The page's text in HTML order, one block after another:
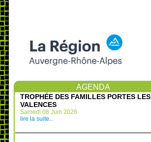
AGENDA
TROPHÉE DES FAMILLES PORTES LES
VALENCES
Samedi 06 Juin 2026
lire la suite...